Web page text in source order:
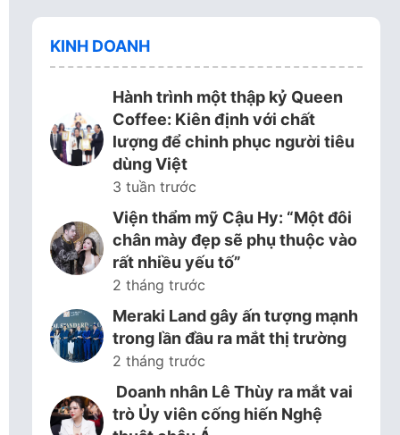
KINH DOANH
Hành trình một thập kỷ Queen
Coffee: Kiên định với chất
lượng để chinh phục người tiêu
dùng Việt
3 tuần trước
Viện thẩm mỹ Cậu Hy: “Một đôi
chân mày đẹp sẽ phụ thuộc vào
rất nhiều yếu tố”
2 tháng trước
Meraki Land gây ấn tượng mạnh
trong lần đầu ra mắt thị trường
2 tháng trước
Doanh nhân Lê Thùy ra mắt vai
trò Ủy viên cống hiến Nghệ